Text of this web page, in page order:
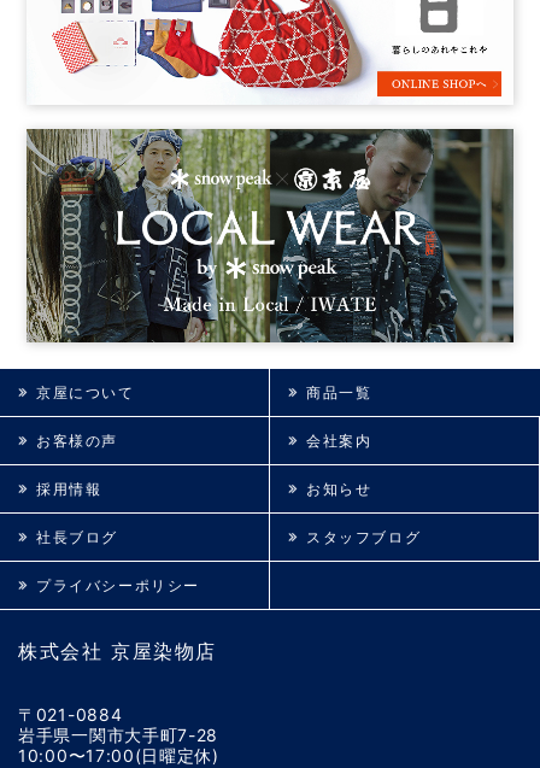
株式会社 京屋染物店
〒021-0884
岩手県一関市大手町7-28
10:00〜17:00(日曜定休)
京屋について 商品一覧
お客様の声 会社案内
採用情報 お知らせ
社長ブログ スタッフブログ
プライバシーポリシー